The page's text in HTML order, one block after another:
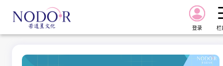
登录 栏